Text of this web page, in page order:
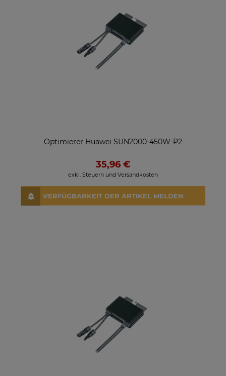
Optimierer Huawei SUN2000-450W-P2
35,96 €
exkl. Steuern und Versandkosten
VERFÜGBARKEIT DER ARTIKEL MELDEN